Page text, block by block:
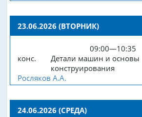
23.06.2026 (ВТОРНИК)
09:00—10:35
конс.
Детали машин и основы
конструирования
Росляков А.А.
24.06.2026 (СРЕДА)